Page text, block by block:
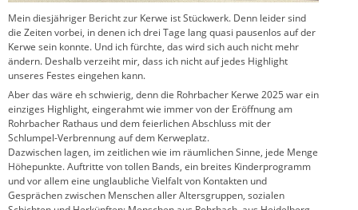
Mein diesjähriger Bericht zur Kerwe ist Stückwerk. Denn leider sind
die Zeiten vorbei, in denen ich drei Tage lang quasi pausenlos auf der
Kerwe sein konnte. Und ich fürchte, das wird sich auch nicht mehr
ändern. Deshalb verzeiht mir, dass ich nicht auf jedes Highlight
unseres Festes eingehen kann.
Aber das wäre eh schwierig, denn die Rohrbacher Kerwe 2025 war ein
einziges Highlight, eingerahmt wie immer von der Eröffnung am
Rohrbacher Rathaus und dem feierlichen Abschluss mit der
Schlumpel-Verbrennung auf dem Kerweplatz.
Dazwischen lagen, im zeitlichen wie im räumlichen Sinne, jede Menge
Höhepunkte. Auftritte von tollen Bands, ein breites Kinderprogramm
und vor allem eine unglaubliche Vielfalt von Kontakten und
Gesprächen zwischen Menschen aller Altersgruppen, sozialen